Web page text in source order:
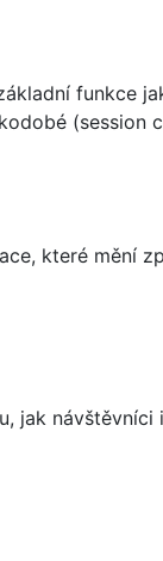
funkce
které mění